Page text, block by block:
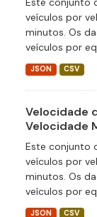
veículos por
minutos. Os
veículos por
JSON CSV
Velocidade
Velocidade
Este conjunto
veículos por
minutos. Os
veículos por
JSON CSV